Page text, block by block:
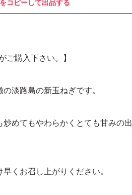
コピーして出品する
ご購入下さい。】
淡路島の新玉ねぎです。
めてもやわらかくとても甘みの出
くお召し上がりください。